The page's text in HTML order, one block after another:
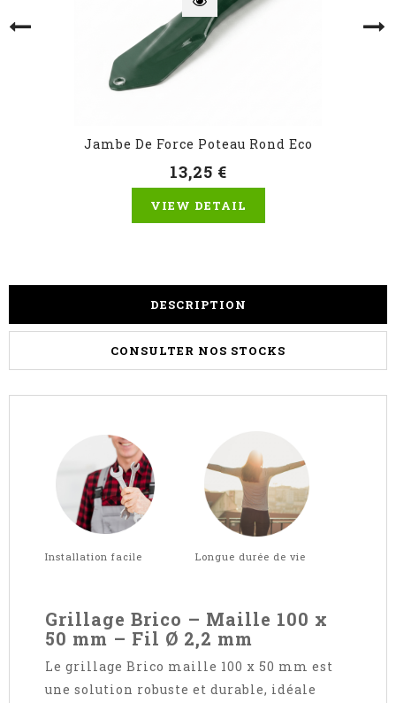
Jambe De Force Poteau Rond Eco
13,25 €
VIEW DETAIL
DESCRIPTION
CONSULTER NOS STOCKS
Installation facile Longue durée de vie
Grillage Brico – Maille 100 x
50 mm – Fil Ø 2,2 mm
Le grillage Brico maille 100 x 50 mm est
une solution robuste et durable, idéale